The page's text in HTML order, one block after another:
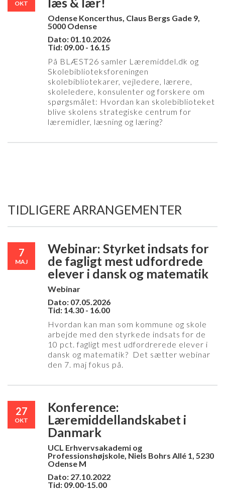
OKT
Odense Koncerthus, Claus Bergs Gade 9,
5000 Odense
Dato: 01.10.2026
Tid: 09.00 - 16.15
På BLÆST26 samler Læremiddel.dk og
Skolebiblioteksforeningen
skolebibliotekarer, vejledere, lærere,
skoleledere, konsulenter og forskere om
spørgsmålet: Hvordan kan skolebiblioteket
blive skolens strategiske centrum for
læremidler, læsning og læring?
TIDLIGERE ARRANGEMENTER
7
MAJ
Webinar: Styrket indsats for
de fagligt mest udfordrede
elever i dansk og matematik
Webinar
Dato: 07.05.2026
Tid: 14.30 - 16.00
Hvordan kan man som kommune og skole
arbejde med den styrkede indsats for de
10 pct. fagligt mest udfordrerede elever i
dansk og matematik? Det sætter webinar
den 7. maj fokus på.
27
OKT
Konference:
Læremiddellandskabet i
Danmark
UCL Erhvervsakademi og
Professionshøjskole, Niels Bohrs Allé 1, 5230
Odense M
Dato: 27.10.2022
Tid: 09.00-15.00